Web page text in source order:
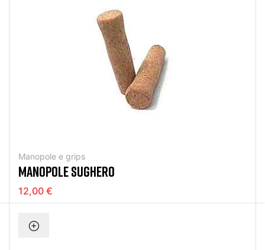
Manopole e grips
MANOPOLE SUGHERO
12,00 €